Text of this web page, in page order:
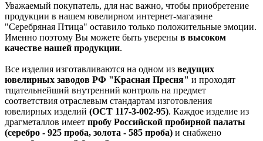
Уважаемый покупатель, для нас важно, чтобы приобретение
продукции в нашем ювелирном интернет-магазине
"Серебряная Птица" оставило только положительные эмоции.
Именно поэтому Вы можете быть уверены в высоком
качестве нашей продукции.
Все изделия изготавливаются на одном из ведущих
ювелирных заводов РФ "Красная Пресня" и проходят
тщательнейший внутренний контроль на предмет
соответствия отраслевым стандартам изготовления
ювелирных изделий (ОСТ 117-3-002-95). Каждое изделие из
драгметаллов имеет пробу Российской пробирной палаты
(серебро - 925 проба, золота - 585 проба) и снабжено